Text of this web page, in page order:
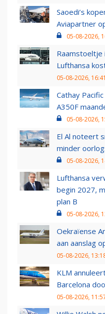
Saoedi’s
Aviapartner
05-08-2026,
Raamstoeltje
Lufthansa
05-08-2026, 16:41
Cathay
A350F
05-08-2026,
El Al noteert
minder
05-08-2026,
Lufthansa
begin 2027,
plan B
05-08-2026,
Oekraïense
aan aanslag
05-08-2026,
KLM
Barcelona
05-08-2026,